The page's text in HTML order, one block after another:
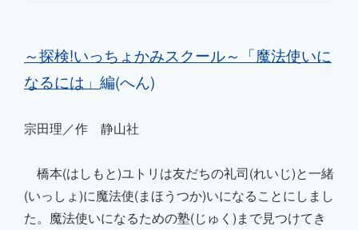
～探検!いっちょかみスクール～ 「魔法使いに
なるには 」 編(へん)
宗田理／作 静山社
橋本(はしもと)ユトリは友だちの礼司(れいじ)と一緒
(いっしょ)に魔法使(まほうつか)いになることにしまし
た。魔法使いになるための塾(じゅく)まで見つけてき